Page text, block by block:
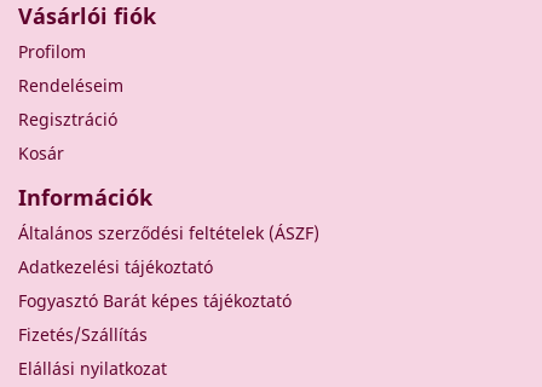
Vásárlói fiók
Profilom
Rendeléseim
Regisztráció
Kosár
Információk
Általános szerződési feltételek (ÁSZF)
Adatkezelési tájékoztató
Fogyasztó Barát képes tájékoztató
Fizetés/Szállítás
Elállási nyilatkozat